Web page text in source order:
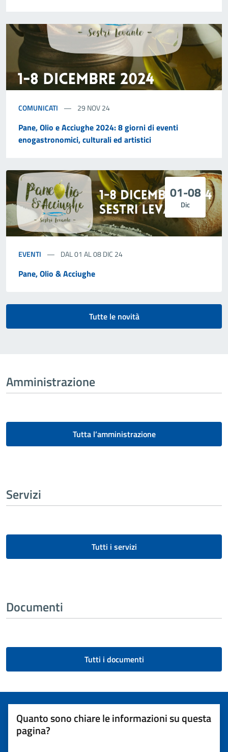
COMUNICATI 29 NOV 24
Pane, Olio e Acciughe 2024: 8 giorni di eventi
enogastronomici, culturali ed artistici
01-08
Dic
EVENTI DAL 01 AL 08 DIC 24
Pane, Olio & Acciughe
Tutte le novità
Amministrazione
Tutta l’amministrazione
Servizi
Tutti i servizi
Documenti
Tutti i documenti
Quanto sono chiare le informazioni su questa
pagina?